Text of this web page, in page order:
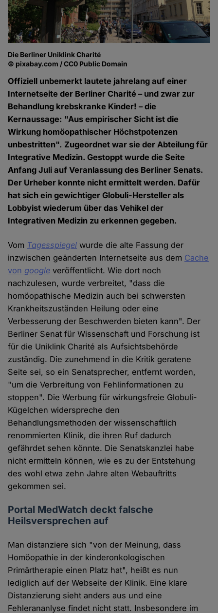
Die Berliner Uniklink Charité
© pixabay.com / CC0 Public Domain
Offiziell unbemerkt lautete jahrelang auf einer
Internetseite der Berliner Charité – und zwar zur
Behandlung krebskranke Kinder! – die
Kernaussage: "Aus empirischer Sicht ist die
Wirkung homöopathischer Höchstpotenzen
unbestritten". Zugeordnet war sie der Abteilung für
Integrative Medizin. Gestoppt wurde die Seite
Anfang Juli auf Veranlassung des Berliner Senats.
Der Urheber konnte nicht ermittelt werden. Dafür
hat sich ein gewichtiger Globuli-Hersteller als
Lobbyist wiederum über das Vehikel der
Integrativen Medizin zu erkennen gegeben.
Vom Tagesspiegel wurde die alte Fassung der
inzwischen geänderten Internetseite aus dem Cache
von google veröffentlicht. Wie dort noch
nachzulesen, wurde verbreitet, "dass die
homöopathische Medizin auch bei schwersten
Krankheitszuständen Heilung oder eine
Verbesserung der Beschwerden bieten kann". Der
Berliner Senat für Wissenschaft und Forschung ist
für die Uniklink Charité als Aufsichtsbehörde
zuständig. Die zunehmend in die Kritik geratene
Seite sei, so ein Senatsprecher, entfernt worden,
"um die Verbreitung von Fehlinformationen zu
stoppen". Die Werbung für wirkungsfreie Globuli-
Kügelchen widerspreche den
Behandlungsmethoden der wissenschaftlich
renommierten Klinik, die ihren Ruf dadurch
gefährdet sehen könnte. Die Senatskanzlei habe
nicht ermitteln können, wie es zu der Entstehung
des wohl etwa zehn Jahre alten Webauftritts
gekommen sei.
Portal MedWatch deckt falsche
Heilsversprechen auf
Man distanziere sich "von der Meinung, dass
Homöopathie in der kinderonkologischen
Primärtherapie einen Platz hat", heißt es nun
lediglich auf der Webseite der Klinik. Eine klare
Distanzierung sieht anders aus und eine
Fehlerananlyse findet nicht statt. Insbesondere im